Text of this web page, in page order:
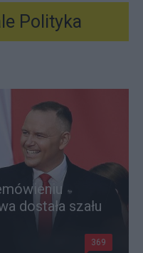
Polityka
dostała szału
369